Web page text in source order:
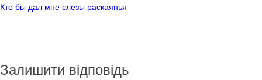
Кто бы дал мне слезы раскаянья
Залишити відповідь